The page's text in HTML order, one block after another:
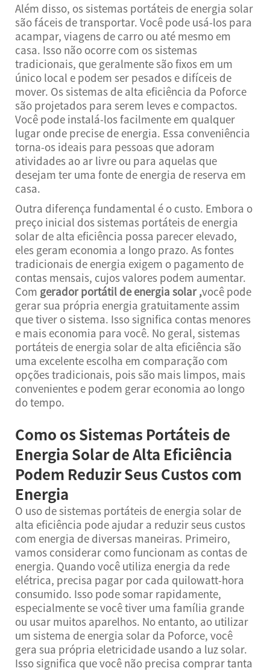
Além disso, os sistemas portáteis de energia solar
são fáceis de transportar. Você pode usá-los para
acampar, viagens de carro ou até mesmo em
casa. Isso não ocorre com os sistemas
tradicionais, que geralmente são fixos em um
único local e podem ser pesados e difíceis de
mover. Os sistemas de alta eficiência da Poforce
são projetados para serem leves e compactos.
Você pode instalá-los facilmente em qualquer
lugar onde precise de energia. Essa conveniência
torna-os ideais para pessoas que adoram
atividades ao ar livre ou para aquelas que
desejam ter uma fonte de energia de reserva em
casa.
Outra diferença fundamental é o custo. Embora o
preço inicial dos sistemas portáteis de energia
solar de alta eficiência possa parecer elevado,
eles geram economia a longo prazo. As fontes
tradicionais de energia exigem o pagamento de
contas mensais, cujos valores podem aumentar.
Com gerador portátil de energia solar,você pode
gerar sua própria energia gratuitamente assim
que tiver o sistema. Isso significa contas menores
e mais economia para você. No geral, sistemas
portáteis de energia solar de alta eficiência são
uma excelente escolha em comparação com
opções tradicionais, pois são mais limpos, mais
convenientes e podem gerar economia ao longo
do tempo.
Como os Sistemas Portáteis de
Energia Solar de Alta Eficiência
Podem Reduzir Seus Custos com
Energia
O uso de sistemas portáteis de energia solar de
alta eficiência pode ajudar a reduzir seus custos
com energia de diversas maneiras. Primeiro,
vamos considerar como funcionam as contas de
energia. Quando você utiliza energia da rede
elétrica, precisa pagar por cada quilowatt-hora
consumido. Isso pode somar rapidamente,
especialmente se você tiver uma família grande
ou usar muitos aparelhos. No entanto, ao utilizar
um sistema de energia solar da Poforce, você
gera sua própria eletricidade usando a luz solar.
Isso significa que você não precisa comprar tanta